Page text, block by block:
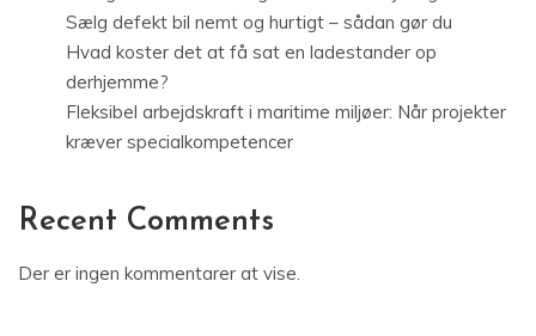
Sælg defekt bil nemt og hurtigt – sådan gør du
Hvad koster det at få sat en ladestander op
derhjemme?
Fleksibel arbejdskraft i maritime miljøer: Når projekter
kræver specialkompetencer
Recent Comments
Der er ingen kommentarer at vise.